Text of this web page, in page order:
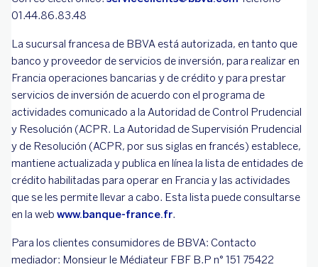
01.44.86.83.48
La sucursal francesa de BBVA está autorizada, en tanto que
banco y proveedor de servicios de inversión, para realizar en
Francia operaciones bancarias y de crédito y para prestar
servicios de inversión de acuerdo con el programa de
actividades comunicado a la Autoridad de Control Prudencial
y Resolución (ACPR. La Autoridad de Supervisión Prudencial
y de Resolución (ACPR, por sus siglas en francés) establece,
mantiene actualizada y publica en línea la lista de entidades de
crédito habilitadas para operar en Francia y las actividades
que se les permite llevar a cabo. Esta lista puede consultarse
en la web www.banque-france.fr.
Para los clientes consumidores de BBVA: Contacto
mediador: Monsieur le Médiateur FBF B.P n° 151 75422